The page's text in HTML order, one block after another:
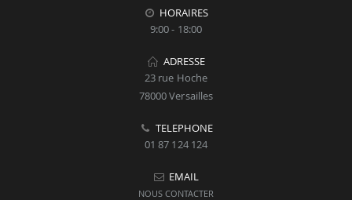
HORAIRES
9:00 - 18:00
ADRESSE
23 rue Hoche
78000 Versailles
TELEPHONE
01 87 124 124
EMAIL
NOUS CONTACTER